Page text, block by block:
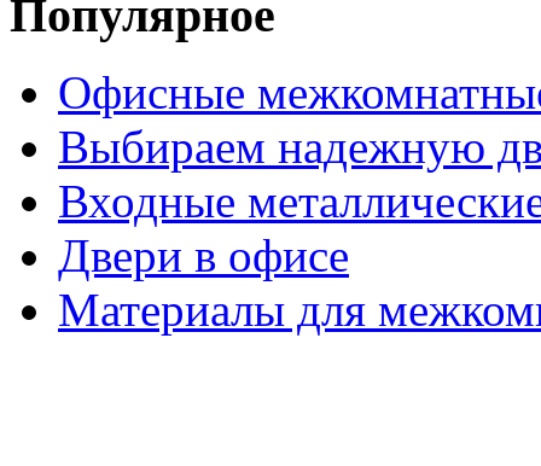
Популярное
Офисные
Выбираем надежную
Входные
Двери в офисе
Материалы для